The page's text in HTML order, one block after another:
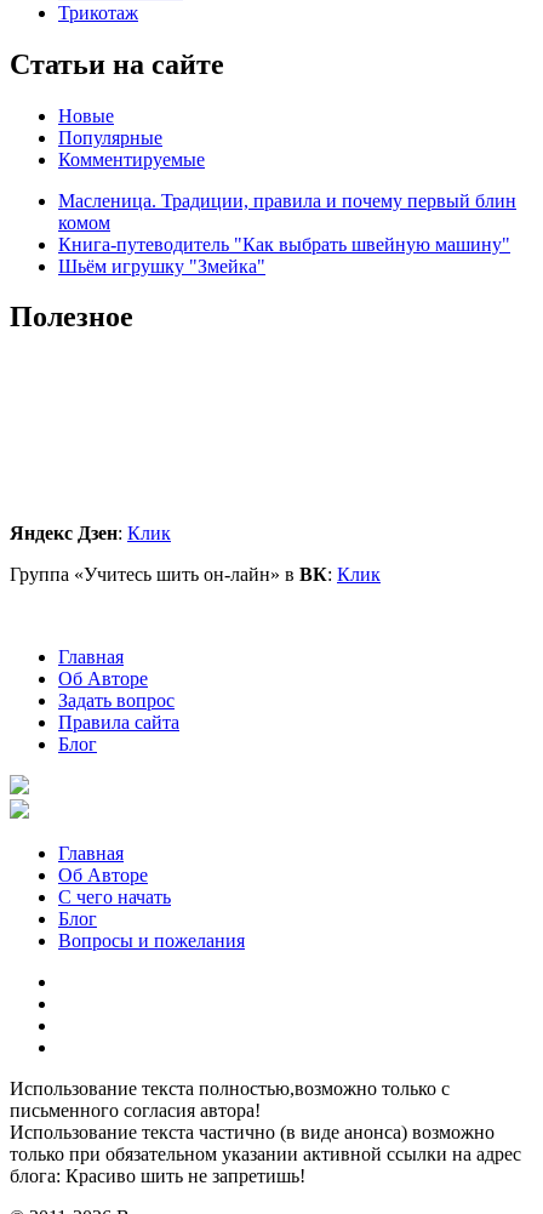
Трикотаж
Статьи на сайте
Новые
Популярные
Комментируемые
Масленица. Традиции, правила и почему первый блин
комом
Книга-путеводитель "Как выбрать швейную машину"
Шьём игрушку "Змейка"
Полезное
Яндекс Дзен: Клик
Группа «Учитесь шить он-лайн» в ВК: Клик
Главная
Об Авторе
Задать вопрос
Правила сайта
Блог
Главная
Об Авторе
С чего начать
Блог
Вопросы и пожелания
Использование текста полностью,возможно только с
письменного согласия автора!
Использование текста частично (в виде анонса) возможно
только при обязательном указании активной ссылки на адрес
блога: Красиво шить не запретишь!